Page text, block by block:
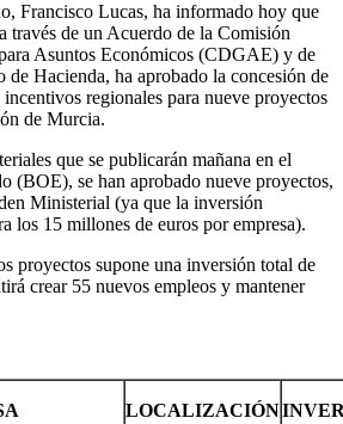
Francisco Lucas, ha informado hoy que
través de un Acuerdo de la Comisión
Asuntos Económicos (CDGAE) y de
Hacienda, ha aprobado la concesión de
regionales para nueve proyectos
de Murcia.
que se publicarán mañana en el
(BOE), se han aprobado nueve proyectos,
Ministerial (ya que la inversión
los 15 millones de euros por empresa).
proyectos supone una inversión total de
crear 55 nuevos empleos y mantener
LOCALIZACIÓN